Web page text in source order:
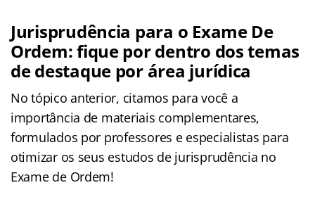
Jurisprudência para o Exame De
Ordem: fique por dentro dos temas
de destaque por área jurídica
No tópico anterior, citamos para você a
importância de materiais complementares,
formulados por professores e especialistas para
otimizar os seus estudos de jurisprudência no
Exame de Ordem!